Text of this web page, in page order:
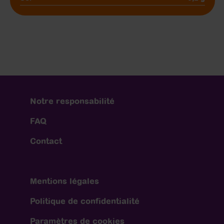
Notre responsabilité
FAQ
Contact
Mentions légales
Politique de confidentialité
Paramètres de cookies